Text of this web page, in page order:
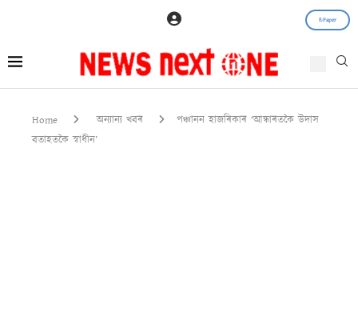
E-Paper
Home অন্যান্য খবৰ
পঞ্চানন হাজৰিকাৰ ‘আন্ধাৰতকৈ উদাস
বতাহতকৈ স্বাধীন’